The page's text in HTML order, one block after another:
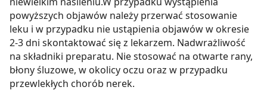
powyższych objawów należy przerwać stosowanie
leku i w przypadku nie ustąpienia objawów w okresie
2-3 dni skontaktować się z lekarzem. Nadwrażliwość
na składniki preparatu. Nie stosować na otwarte rany,
błony śluzowe, w okolicy oczu oraz w przypadku
przewlekłych chorób nerek.